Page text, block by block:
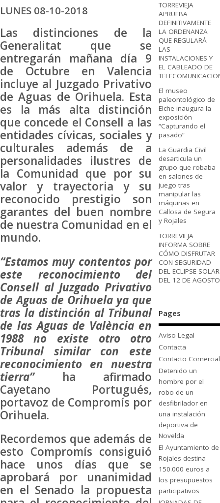
LUNES 08-10-2018
Las distinciones de la
Generalitat que se
entregarán mañana día 9
de Octubre en Valencia
incluye al Juzgado Privativo
de Aguas de Orihuela. Esta
es la más alta distinción
que concede el Consell a las
entidades cívicas, sociales y
culturales además de a
personalidades ilustres de
la Comunidad que por su
valor y trayectoria y su
reconocido prestigio son
garantes del buen nombre
de nuestra Comunidad en el
mundo.
“Estamos muy contentos por
este reconocimiento del
Consell al Juzgado Privativo
de Aguas de Orihuela ya que
tras la distinción al Tribunal
de las Aguas de València en
1988 no existe otro otro
Tribunal similar con este
reconocimiento en nuestra
tierra”ha afirmado
Cayetano Portugués,
portavoz de Compromís por
Orihuela.
Recordemos que además de
esto Compromís consiguió
hace unos días que se
aprobará por unanimidad
en el Senado la propuesta
TORREVIEJA
APRUEBA
DEFINITIVAMENTE
LA ORDENANZA
QUE REGULARÁ
LAS
INSTALACIONES Y
EL CABLEADO DE
El museo
paleontológico de
Elche inaugura la
exposición
“Capturando el
pasado”
La Guardia Civil
desarticula un
grupo que robaba
en salones de
juego tras
manipular las
máquinas en
Callosa de Segura
y Rojales
TORREVIEJA
INFORMA SOBRE
CÓMO DISFRUTAR
CON SEGURIDAD
DEL ECLIPSE SOLAR
DEL 12 DE AGOSTO
Pages
Aviso Legal
Contacta
Contacto Comercial
Detenido un
hombre por el
robo de un
desfibrilador en
una instalación
deportiva de
Novelda
El Ayuntamiento de
Rojales destina
150.000 euros a
los presupuestos
participativos